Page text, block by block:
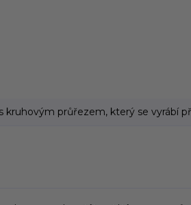
kruhovým průřezem, který se vyrábí